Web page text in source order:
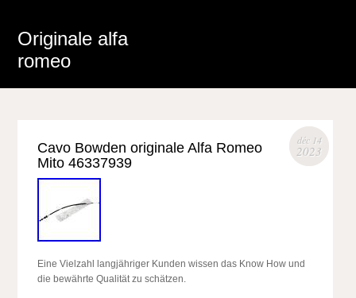
Originale alfa
romeo
déc 14
2023
Cavo Bowden originale Alfa Romeo
Mito 46337939
Eine Vielzahl langjähriger Kunden wissen das Know How und
die bewährte Qualität zu schätzen.